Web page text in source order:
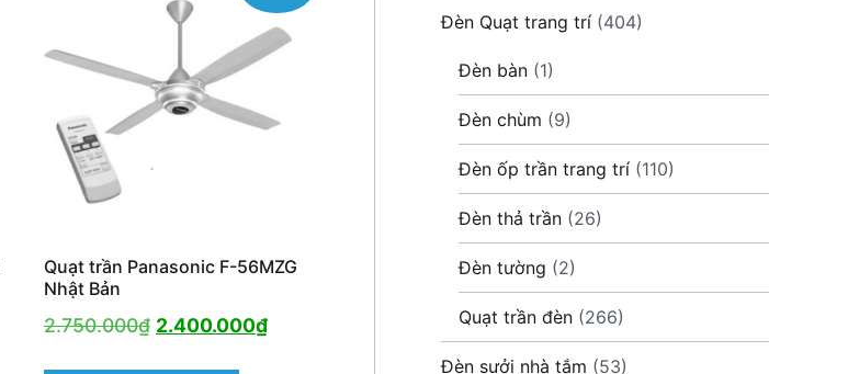
Quạt trần Panasonic F-56MZG
Nhật Bản
2.750.000₫ Giá
2.400.000₫Giá
Đèn Quạt trang trí (404)
Đèn bàn (1)
Đèn chùm (9)
Đèn ốp trần trang trí (110)
Đèn thả trần (26)
Đèn tường (2)
Quạt trần đèn (266)
Đèn sưởi nhà tắm (53)